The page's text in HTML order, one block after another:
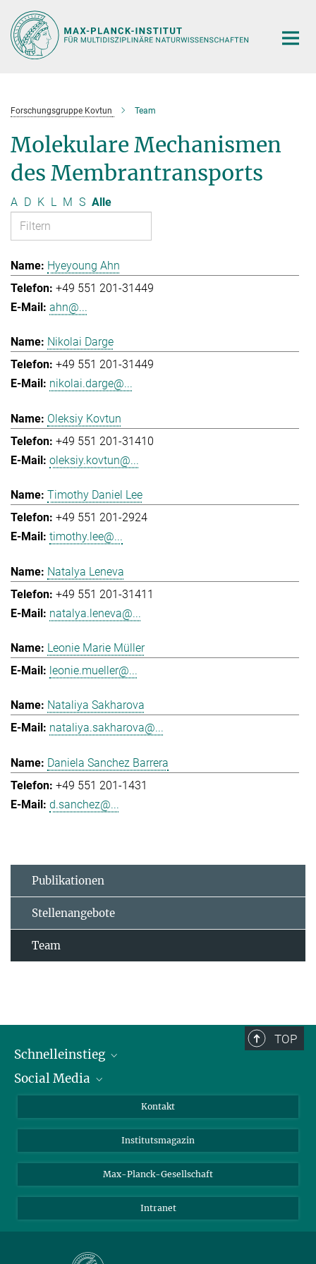
Hauptinhalt
Forschungsgruppe Kovtun Team
Molekulare Mechanismen
des Membrantransports
A D K L M S Alle
Hyeyoung Ahn
+49 551 201-31449
ahn@...
Nikolai Darge
+49 551 201-31449
nikolai.darge@...
Oleksiy Kovtun
+49 551 201-31410
oleksiy.kovtun@...
Timothy Daniel Lee
+49 551 201-2924
timothy.lee@...
Natalya Leneva
+49 551 201-31411
natalya.leneva@...
Leonie Marie Müller
leonie.mueller@...
Nataliya Sakharova
nataliya.sakharova@...
Daniela Sanchez Barrera
+49 551 201-1431
d.sanchez@...
Publikationen
Stellenangebote
Team
TOP
Schnelleinstieg
Alumni
Schulen
Studierende
Social Media
Facebook
YouTube
Kontakt
Institutsmagazin
Max-Planck-Gesellschaft
Intranet